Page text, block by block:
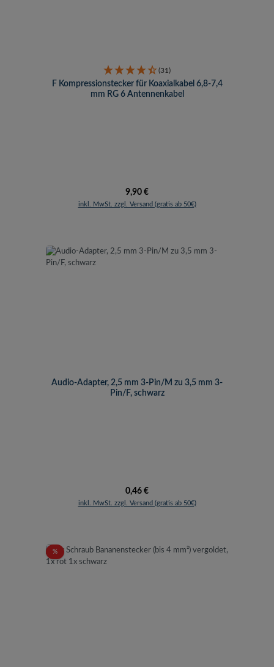
(31)
F Kompressionstecker für Koaxialkabel 6,8-7,4
mm RG 6 Antennenkabel
Regulärer Preis:
9,90 €
inkl. MwSt. zzgl. Versand (gratis ab 50€)
Audio-Adapter, 2,5 mm 3-Pin/M zu 3,5 mm 3-
Pin/F, schwarz
Regulärer Preis:
0,46 €
inkl. MwSt. zzgl. Versand (gratis ab 50€)
%Rabatt